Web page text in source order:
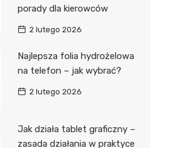
porady dla kierowców
2 lutego 2026
Najlepsza folia hydrożelowa
na telefon – jak wybrać?
2 lutego 2026
Jak działa tablet graficzny –
zasada działania w praktyce